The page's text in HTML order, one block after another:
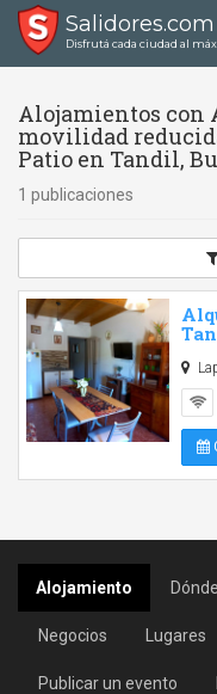
Salidores.com
Disfrutá cada ciudad al
Alojamientos con
movilidad
Patio en Tandil,
1 publicaciones
Alojamiento
Negocios Lugares
Publicar un evento